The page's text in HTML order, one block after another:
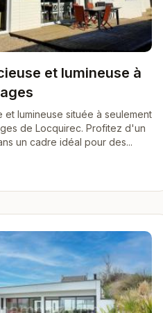
et lumineuse à
et lumineuse située à seulement
de Locquirec. Profitez d'un
un cadre idéal pour des...